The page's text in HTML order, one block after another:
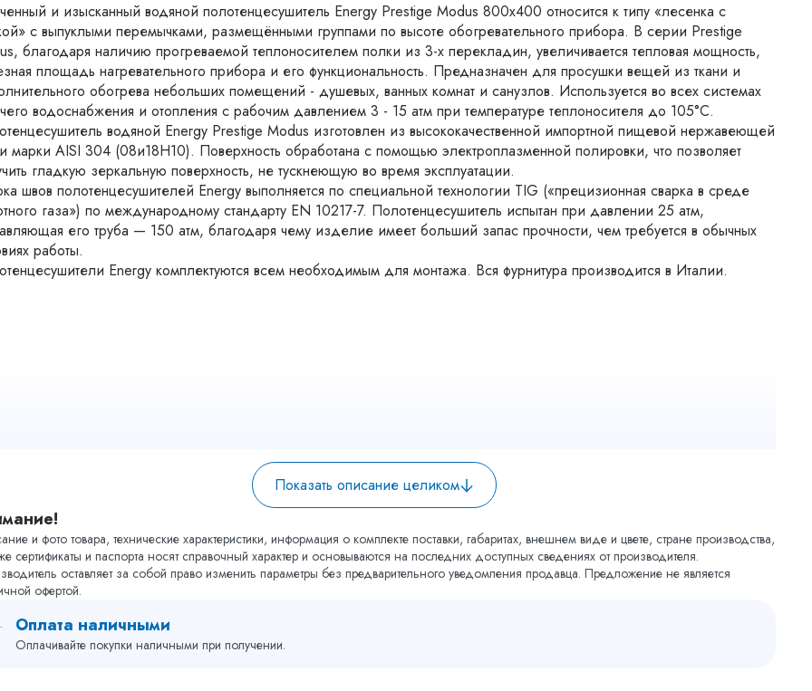
и изысканный водяной полотенцесушитель Energy Prestige Modus 800х400 относится к типу «лесенка с
c выпуклыми перемычками, размещёнными группами по высоте обогревательного прибора. В серии Prestige
благодаря наличию прогреваемой теплоносителем полки из 3-x перекладин, увеличивается тепловая мощность,
площадь нагревательного прибора и его функциональность. Предназначен для просушки вещей из ткани и
обогрева небольших помещений - душевых, ванных комнат и санузлов. Используется во всех системах
водоснабжения и отопления с рабочим давлением 3 - 15 атм при температуре теплоносителя до 105°С.
водяной Energy Prestige Modus изготовлен из высококачественной импортной пищевой нержавеющей
марки AISI 304 (08и18Н10). Поверхность обработана с помощью электроплазменной полировки, что позволяет
гладкую зеркальную поверхность, не тускнеющую во время эксплуатации.
швов полотенцесушителей Energy выполняется по специальной технологии TIG («прецизионная сварка в среде
газа») по международному стандарту EN 10217-7. Полотенцесушитель испытан при давлении 25 атм,
его труба — 150 атм, благодаря чему изделие имеет больший запас прочности, чем требуется в обычных
работы.
Energy комплектуются всем необходимым для монтажа. Вся фурнитура производится в Италии.
Показать описание целиком
и фото товара, технические характеристики, информация о комплекте поставки, габаритах, внешнем виде и цвете, стране производства,
сертификаты и паспорта носят справочный характер и основываются на последних доступных сведениях от производителя.
оставляет за собой право изменить параметры без предварительного уведомления продавца. Предложение не является
офертой.
Оплата наличными
Оплачивайте покупки наличными при получении.